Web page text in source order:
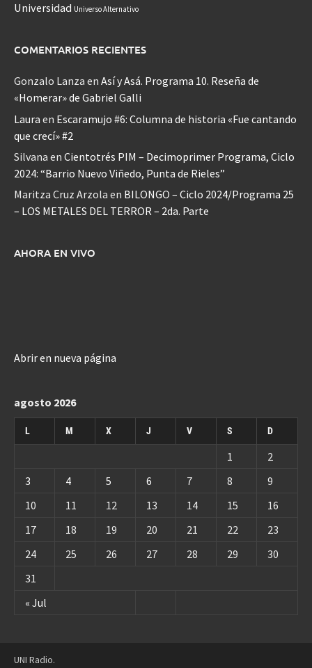
Universidad Universo Alternativo
COMENTARIOS RECIENTES
Gonzalo Lanza en Así y Asá. Programa 10. Reseña de
«Homerar» de Gabriel Galli
Laura en Escaramujo #6: Columna de historia «Fue cantando
que crecí» #2
Silvana en Cientotrés PIM – Decimoprimer Programa, Ciclo
2024: “Barrio Nuevo Viñedo, Punta de Rieles”
Maritza Cruz Arzola en BILONGO – Ciclo 2024/Programa 25
– LOS METALES DEL TERROR – 2da. Parte
AHORA EN VIVO
Abrir en nueva página
agosto 2026
L M X J V S D
« Jul
1
2
3
4 5 6 7 8
9
10
11 12 13 14 15
16
17
18 19 20 21 22
23
24
25 26 27 28 29
30
31
UNI Radio.